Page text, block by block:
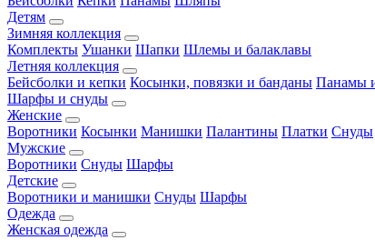
Детям
Зимняя коллекция
Комплекты Ушанки Шапки Шлемы и балаклавы
Летняя коллекция
Бейсболки и кепки Косынки, повязки и банданы Панамы
Шарфы и снуды
Женские
Воротники Косынки Манишки Палантины Платки Снуды
Мужские
Воротники Снуды Шарфы
Детские
Воротники и манишки Снуды Шарфы
Одежда
Женская одежда